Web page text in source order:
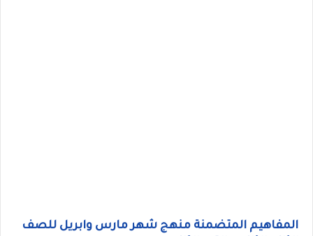
المفاهيم المتضمنة منهج شهر مارس وابريل للصف